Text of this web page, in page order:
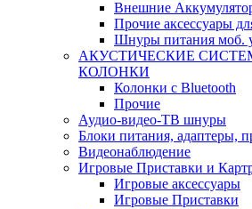
Внешние
Прочие аксессуары
Шнуры питания моб.
АКУСТИЧЕСКИЕ
КОЛОНКИ
Колонки с Bluetooth
Прочие
Аудио-видео-ТВ шнуры
Блоки питания, адаптеры,
Видеонаблюдение
Игровые Приставки и
Игровые аксессуары
Игровые Приставки